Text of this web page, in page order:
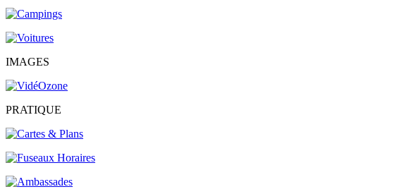
IMAGES
PRATIQUE